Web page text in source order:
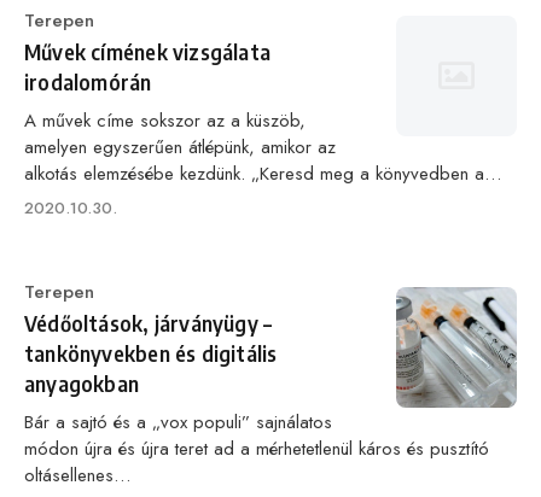
Category
Terepen
Művek címének vizsgálata
irodalomórán
A művek címe sokszor az a küszöb,
amelyen egyszerűen átlépünk, amikor az
alkotás elemzésébe kezdünk. „Keresd meg a könyvedben a…
Published
2020.10.30.
Category
Terepen
Védőoltások, járványügy –
tankönyvekben és digitális
anyagokban
Bár a sajtó és a „vox populi” sajnálatos
módon újra és újra teret ad a mérhetetlenül káros és pusztító
oltásellenes…